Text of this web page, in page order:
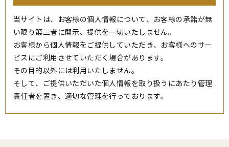
当サイトは、お客様の個人情報について、お客様の承諾が無
い限り第三者に開示、提供を一切いたしません。
お客様から個人情報をご提供していただき、お客様へのサー
ビスにご利用させていただく場合があります。
その目的以外には利用いたしません。
そして、ご提供いただいた個人情報を取り扱うにあたり管理
責任者を置き、適切な管理を行っております。